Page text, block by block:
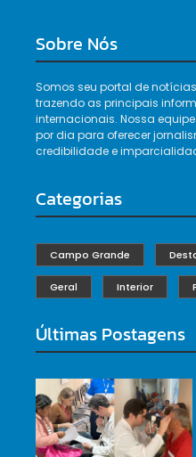
Sobre Nós
Somos seu portal de
trazendo as principais
internacionais. Nossa
por dia para oferecer
credibilidade e
Categorias
Campo Grande
Geral Interior
Últimas Postagens